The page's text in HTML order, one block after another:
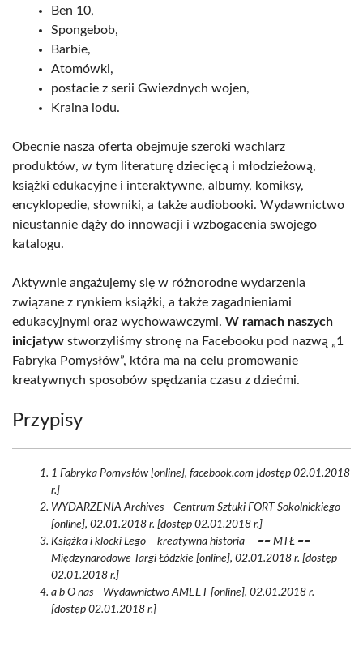
Ben 10,
Spongebob,
Barbie,
Atomówki,
postacie z serii Gwiezdnych wojen,
Kraina lodu.
Obecnie nasza oferta obejmuje szeroki wachlarz
produktów, w tym literaturę dziecięcą i młodzieżową,
książki edukacyjne i interaktywne, albumy, komiksy,
encyklopedie, słowniki, a także audiobooki. Wydawnictwo
nieustannie dąży do innowacji i wzbogacenia swojego
katalogu.
Aktywnie angażujemy się w różnorodne wydarzenia
związane z rynkiem książki, a także zagadnieniami
edukacyjnymi oraz wychowawczymi. W ramach naszych
inicjatyw stworzyliśmy stronę na Facebooku pod nazwą „1
Fabryka Pomysłów”, która ma na celu promowanie
kreatywnych sposobów spędzania czasu z dziećmi.
Przypisy
1 Fabryka Pomysłów [online], facebook.com [dostęp 02.01.2018
r.]
WYDARZENIA Archives - Centrum Sztuki FORT Sokolnickiego
[online], 02.01.2018 r. [dostęp 02.01.2018 r.]
Książka i klocki Lego – kreatywna historia - -== MTŁ ==-
Międzynarodowe Targi Łódzkie [online], 02.01.2018 r. [dostęp
02.01.2018 r.]
a b O nas - Wydawnictwo AMEET [online], 02.01.2018 r.
[dostęp 02.01.2018 r.]